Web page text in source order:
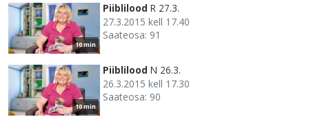
10 min
Piiblilood R 27.3.
27.3.2015 kell 17.40
Saateosa: 91
10 min
Piiblilood N 26.3.
26.3.2015 kell 17.30
Saateosa: 90